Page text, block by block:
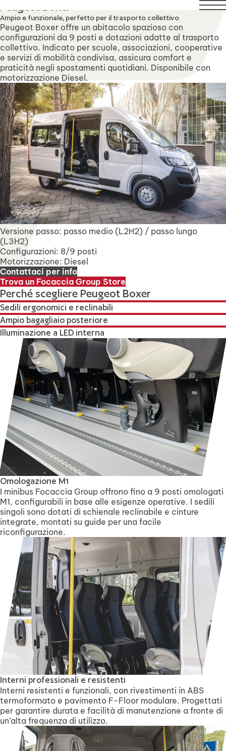
compresi. Il servizio di assistenza tecnica rimarrà
Peugeot Boxer
Ampio e funzionale, perfetto per il trasporto collettivo
Peugeot Boxer offre un abitacolo spazioso con
configurazioni da 9 posti e dotazioni adatte al trasporto
collettivo. Indicato per scuole, associazioni, cooperative
e servizi di mobilità condivisa, assicura comfort e
praticità negli spostamenti quotidiani. Disponibile con
motorizzazione Diesel.
Versione passo: passo medio (L2H2) / passo lungo
(L3H2)
Configurazioni: 8/9 posti
Motorizzazione: Diesel
Contattaci per info
Trova un Focaccia Group Store
Perché scegliere Peugeot Boxer
Sedili ergonomici e reclinabili
Ampio bagagliaio posteriore
Illuminazione a LED interna
Omologazione M1
I minibus Focaccia Group offrono fino a 9 posti omologati
M1, configurabili in base alle esigenze operative. I sedili
singoli sono dotati di schienale reclinabile e cinture
integrate, montati su guide per una facile
riconfigurazione.
Interni professionali e resistenti
Interni resistenti e funzionali, con rivestimenti in ABS
termoformato e pavimento F-Floor modulare. Progettati
per garantire durata e facilità di manutenzione a fronte di
un’alta frequenza di utilizzo.